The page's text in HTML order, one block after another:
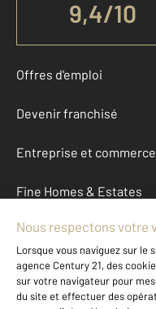
9,4/10
Offres d'emploi
Devenir franchisé
Entreprise et commerce
Fine Homes & Estates
À propos
International